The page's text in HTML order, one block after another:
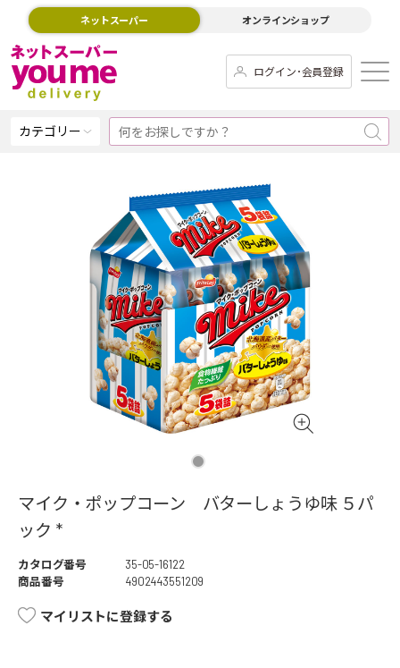
ネットスーパー オンラインショップ
ログイン･会員登録
カテゴリー
マイク・ポップコーン バターしょうゆ味 ５パ
ック *
カタログ番号
35-05-16122
商品番号
4902443551209
マイリストに登録する